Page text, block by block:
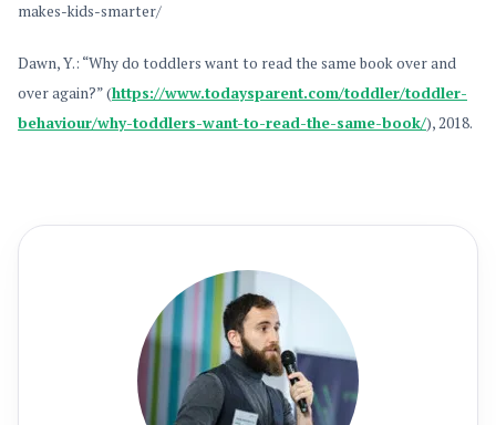
makes-kids-smarter/
Dawn, Y.: “Why do toddlers want to read the same book over and
over again?” (https://www.todaysparent.com/toddler/toddler-
behaviour/why-toddlers-want-to-read-the-same-book/), 2018.